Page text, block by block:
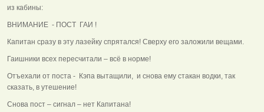
из кабины:
ВНИМАНИЕ - ПОСТ ГАИ !
Капитан сразу в эту лазейку спрятался! Сверху его заложили вещами.
Гаишники всех пересчитали – всё в норме!
Отъехали от поста - Кэпа вытащили, и снова ему стакан водки, так
сказать, в утешение!
Снова пост – сигнал – нет Капитана!